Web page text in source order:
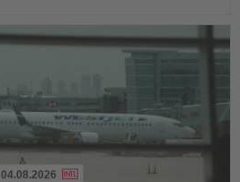
04.08.2026